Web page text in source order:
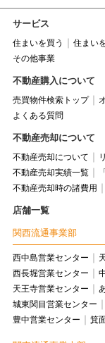
サービス
住まいを買う 住まい
その他事業
不動産購入について
売買物件検索トップ
よくある質問
不動産売却について
不動産売却について
不動産売却実績一覧
不動産売却時の諸費用
店舗一覧
関西流通事業部
西中島営業センター
西長堀営業センター
天王寺営業センター
城東関目営業センター
豊中営業センター
箕